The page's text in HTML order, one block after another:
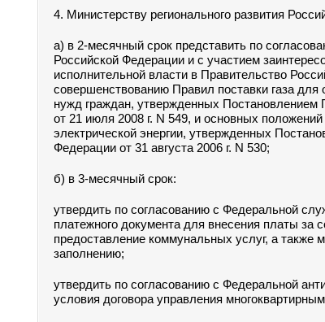
4. Министерству регионального развития
а) в 2-месячный срок представить по
Российской Федерации и с участием
исполнительной власти в Правительство
совершенствованию Правил поставки газа
нужд граждан, утвержденных Постановлением
от 21 июля 2008 г. N 549, и основных
электрической энергии, утвержденных
Федерации от 31 августа 2006 г. N 530;
б) в 3-месячный срок:
утвердить по согласованию с Федеральной
платежного документа для внесения платы за
предоставление коммунальных услуг, а также
заполнению;
утвердить по согласованию с Федеральной
условия договора управления